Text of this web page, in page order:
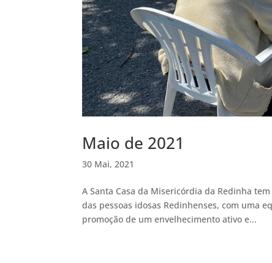
Maio de 2021
30 Mai, 2021
A Santa Casa da Misericórdia da Redinha
das pessoas idosas Redinhenses, com uma
promoção de um envelhecimento ativo e...